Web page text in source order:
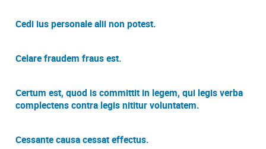
Cedi ius personale alii non potest.
Celare fraudem fraus est.
Certum est, quod is committit in legem, qui legis verba
complectens contra legis nititur voluntatem.
Cessante causa cessat effectus.